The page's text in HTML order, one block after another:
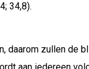
34,8).
daarom zullen de